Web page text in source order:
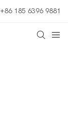
+86 185 6396 9881